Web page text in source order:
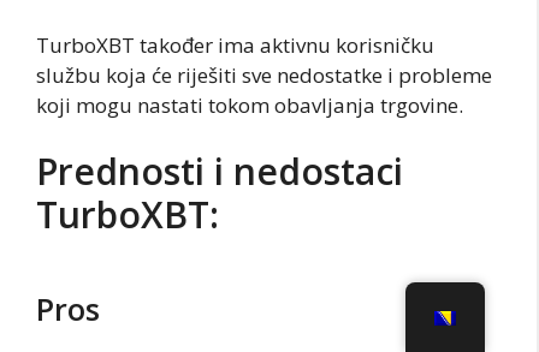
TurboXBT također ima aktivnu korisničku
službu koja će riješiti sve nedostatke i probleme
koji mogu nastati tokom obavljanja trgovine.
Prednosti i nedostaci
TurboXBT:
Pros